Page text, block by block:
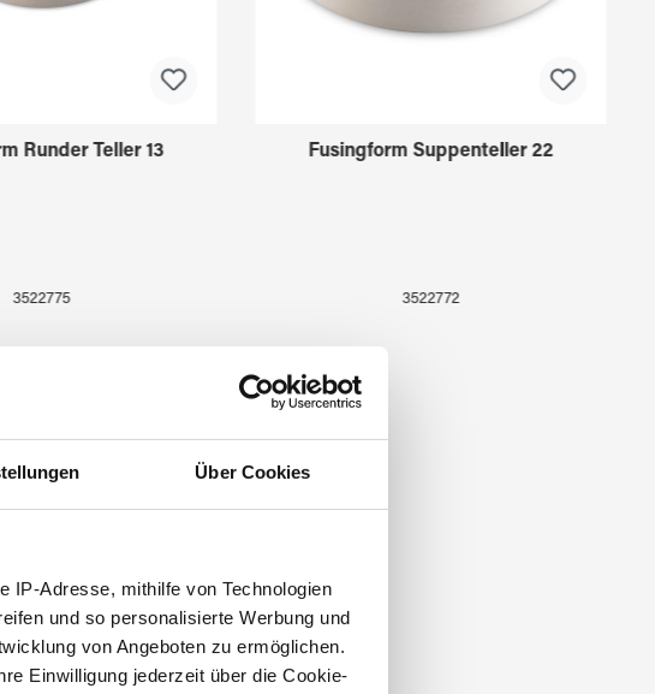
Über Cookies
IP-Adresse, mithilfe von Technologien
und so personalisierte Werbung und
von Angeboten zu ermöglichen.
Einwilligung jederzeit über die Cookie-
Runder Teller 13
3522775
Fusingform Suppenteller 22
3522772